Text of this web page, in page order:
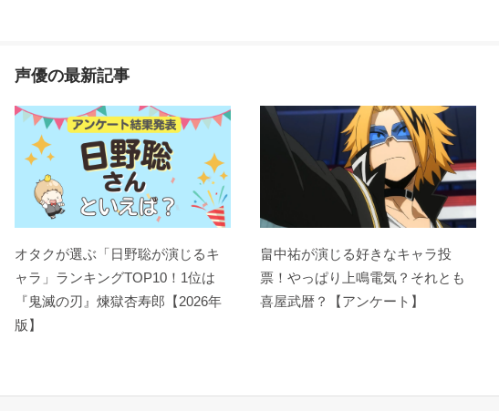
声優の最新記事
オタクが選ぶ「日野聡が演じるキ
ャラ」ランキングTOP10！1位は
『鬼滅の刃』煉󠄁獄杏寿郎【2026年
版】
畠中祐が演じる好きなキャラ投
票！やっぱり上鳴電気？それとも
喜屋武暦？【アンケート】